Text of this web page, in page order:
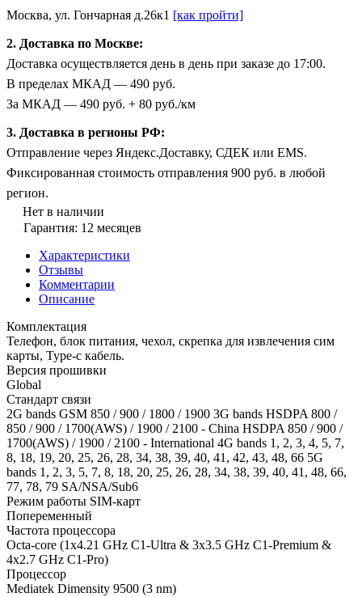
Москва, ул. Гончарная д.26к1 [как пройти]
2. Доставка по Москве:
Доставка осуществляется день в день при заказе до 17:00.
В пределах МКАД — 490 руб.
За МКАД — 490 руб. + 80 руб./км
3. Доставка в регионы РФ:
Отправление через Яндекс.Доставку, СДЕК или EMS.
Фиксированная стоимость отправления 900 руб. в любой
регион.
Нет в наличии
Гарантия: 12 месяцев
Характеристики
Отзывы
Комментарии
Описание
Комплектация
Телефон, блок питания, чехол, скрепка для извлечения сим
карты, Type-c кабель.
Версия прошивки
Global
Стандарт связи
2G bands GSM 850 / 900 / 1800 / 1900 3G bands HSDPA 800 /
850 / 900 / 1700(AWS) / 1900 / 2100 - China HSDPA 850 / 900 /
1700(AWS) / 1900 / 2100 - International 4G bands 1, 2, 3, 4, 5, 7,
8, 18, 19, 20, 25, 26, 28, 34, 38, 39, 40, 41, 42, 43, 48, 66 5G
bands 1, 2, 3, 5, 7, 8, 18, 20, 25, 26, 28, 34, 38, 39, 40, 41, 48, 66,
77, 78, 79 SA/NSA/Sub6
Режим работы SIM-карт
Попеременный
Частота процессора
Octa-core (1x4.21 GHz C1-Ultra & 3x3.5 GHz C1-Premium &
4x2.7 GHz C1-Pro)
Процессор
Mediatek Dimensity 9500 (3 nm)